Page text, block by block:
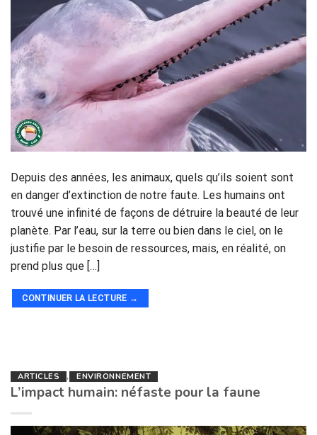
Depuis des années, les animaux, quels qu’ils soient sont
en danger d’extinction de notre faute. Les humains ont
trouvé une infinité de façons de détruire la beauté de leur
planète. Par l’eau, sur la terre ou bien dans le ciel, on le
justifie par le besoin de ressources, mais, en réalité, on
prend plus que […]
CONTINUER LA LECTURE →
ARTICLES , ENVIRONNEMENT
L’impact humain: néfaste pour la faune